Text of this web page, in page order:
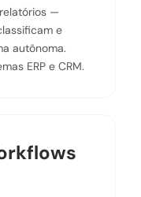
—
e
autônoma.
ERP e CRM.